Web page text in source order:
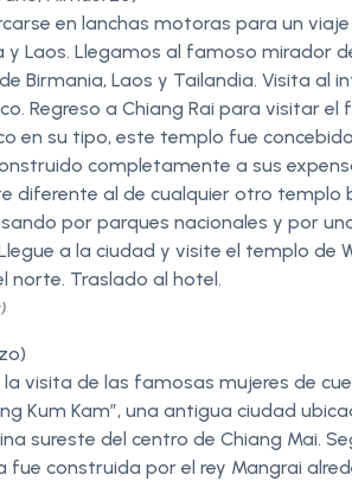
en lanchas motoras para un
Laos. Llegamos al famoso mirador
Birmania, Laos y Tailandia. Visita al
Regreso a Chiang Rai para visitar el
en su tipo, este templo fue
completamente a sus
diferente al de cualquier otro templo
por parques nacionales y por
a la ciudad y visite el templo de
norte. Traslado al hotel.
visita de las famosas mujeres de
Kum Kam”, una antigua ciudad
sureste del centro de Chiang Mai.
fue construida por el rey Mangrai